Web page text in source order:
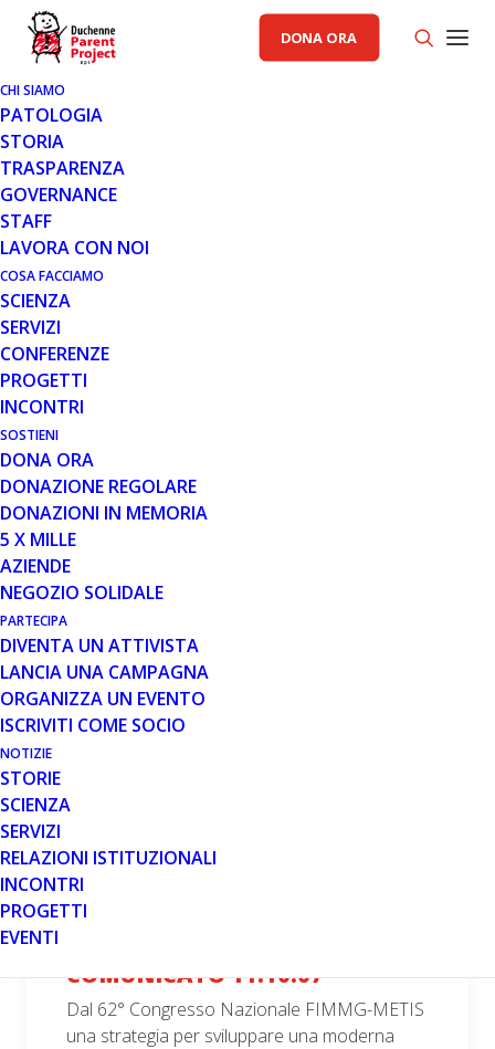
DONA ORA
CHI SIAMO
PATOLOGIA
STORIA
TRASPARENZA
GOVERNANCE
STAFF
LAVORA CON NOI
COSA FACCIAMO
SCIENZA
SERVIZI
CONFERENZE
PROGETTI
INCONTRI
SOSTIENI
DONA ORA
DONAZIONE REGOLARE
DONAZIONI IN MEMORIA
5 X MILLE
AZIENDE
NEGOZIO SOLIDALE
PARTECIPA
DIVENTA UN ATTIVISTA
LANCIA UNA CAMPAGNA
ORGANIZZA UN EVENTO
ISCRIVITI COME SOCIO
NOTIZIE
STORIE
SCIENZA
SERVIZI
RELAZIONI ISTITUZIONALI
INCONTRI
PROGETTI
EVENTI
6 NOV 2007
COMUNICATO 06.11.07
Al Bioparco di Roma "Il Libro della Giungla" festeggia il
40° compleanno con Parent Project. Domenica 11
novembre bellissime sorprese aspettano i…
Leggi tutto
COMUNICATI STAMPA PP
5 NOV 2007
COMUNICATO 05.11.07
Jus Sport Bassano incontra la Nazionale
Italiana Magistrati per sostenere Parent
Project Onlus. Sabato 10 novembre la giustizia
scende in campo…
COMUNICATO 11.10.07
Dal 62° Congresso Nazionale FIMMG-METIS
una strategia per sviluppare una moderna